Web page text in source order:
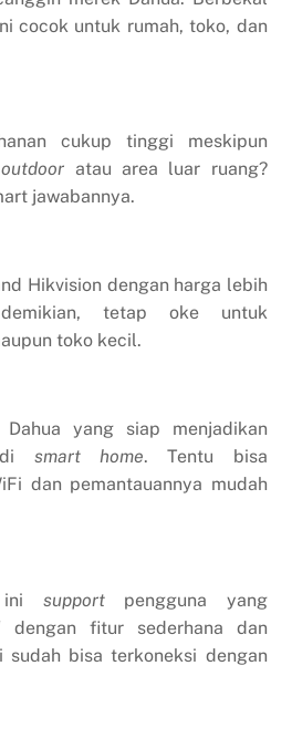
cocok untuk rumah, toko, dan
cukup tinggi meskipun
outdoor atau area luar ruang?
jawabannya.
Hikvision dengan harga lebih
tetap oke untuk
toko kecil.
Dahua yang siap menjadikan
smart home. Tentu bisa
dan pemantauannya mudah
ini supportpengguna yang
dengan fitur sederhana dan
sudah bisa terkoneksi dengan